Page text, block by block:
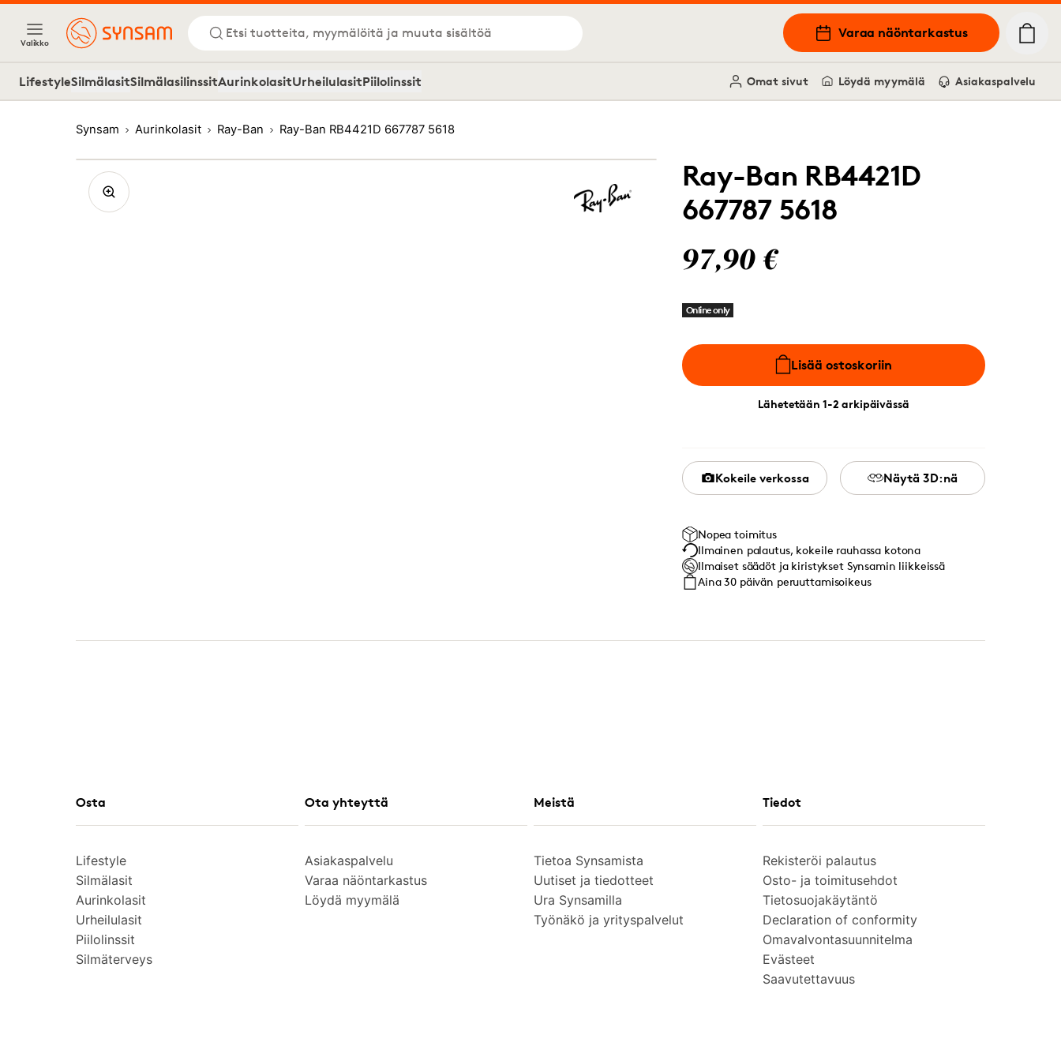
Valikko
Etsi tuotteita, myymälöitä ja muuta sisältöä Varaa näöntarkastus
LifestyleSilmälasitSilmälasilinssitAurinkolasitUrheilulasitPiilolinssit Omat sivut Löydä myymälä Asiakaspalvelu
Synsam Aurinkolasit Ray-Ban Ray-Ban RB4421D 667787 5618
Ray-Ban RB4421D
667787 5618
97,90 €
Online only
Lisää ostoskoriin
Lähetetään 1-2 arkipäivässä
Kokeile verkossa Näytä 3D:nä
Nopea toimitus
Ilmainen palautus, kokeile rauhassa kotona
Ilmaiset säädöt ja kiristykset Synsamin liikkeissä
Aina 30 päivän peruuttamisoikeus
Osta
Lifestyle
Silmälasit
Aurinkolasit
Urheilulasit
Piilolinssit
Silmäterveys
Ota yhteyttä
Asiakaspalvelu
Varaa näöntarkastus
Löydä myymälä
Meistä
Tietoa Synsamista
Uutiset ja tiedotteet
Ura Synsamilla
Työnäkö ja yrityspalvelut
Tiedot
Rekisteröi palautus
Osto- ja toimitusehdot
Tietosuojakäytäntö
Declaration of conformity
Omavalvontasuunnitelma
Evästeet
Saavutettavuus